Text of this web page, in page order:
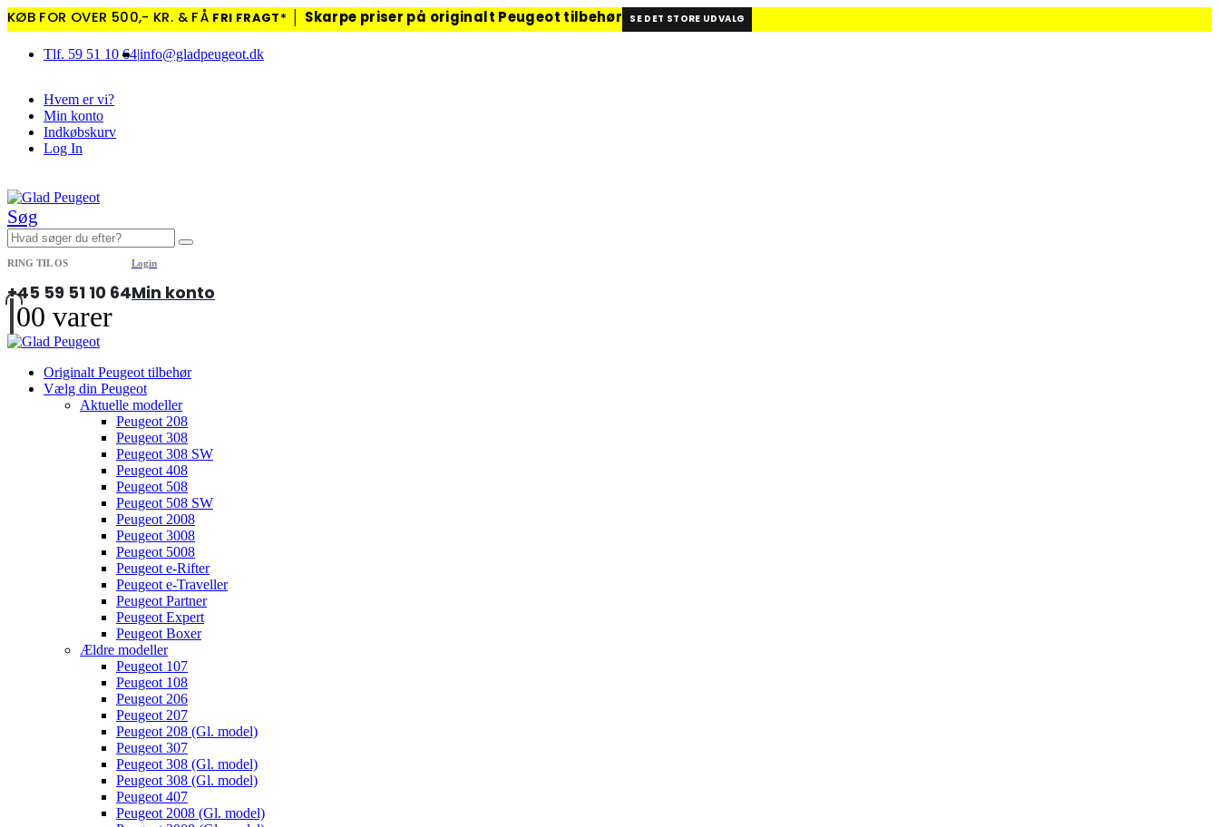
KØB FOR OVER 500,- KR. & FÅ FRI FRAGT* Skarpe priser på originalt Peugeot tilbehør SE DET STORE UDVALG
Tlf. 59 51 10 64|info@gladpeugeot.dk
Hvem er vi?
Min konto
Indkøbskurv
Log In
Søg
RING TIL OS
+45 59 51 10 64
Login
Min konto
00 varer
Originalt Peugeot tilbehør
Vælg din Peugeot
Aktuelle modeller
Peugeot 208
Peugeot 308
Peugeot 308 SW
Peugeot 408
Peugeot 508
Peugeot 508 SW
Peugeot 2008
Peugeot 3008
Peugeot 5008
Peugeot e-Rifter
Peugeot e-Traveller
Peugeot Partner
Peugeot Expert
Peugeot Boxer
Ældre modeller
Peugeot 107
Peugeot 108
Peugeot 206
Peugeot 207
Peugeot 208 (Gl. model)
Peugeot 307
Peugeot 308 (Gl. model)
Peugeot 308 (Gl. model)
Peugeot 407
Peugeot 2008 (Gl. model)